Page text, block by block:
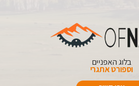
בלוג האפניים
וספורט אתגרי